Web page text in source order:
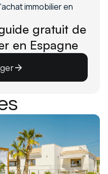
gratuit de
en Espagne